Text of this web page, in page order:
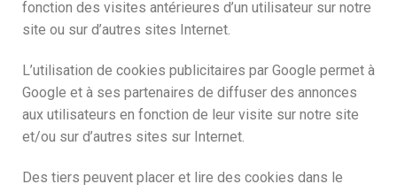
fonction des visites antérieures d’un utilisateur sur notre
site ou sur d’autres sites Internet.
L’utilisation de cookies publicitaires par Google permet à
Google et à ses partenaires de diffuser des annonces
aux utilisateurs en fonction de leur visite sur notre site
et/ou sur d’autres sites sur Internet.
Des tiers peuvent placer et lire des cookies dans le